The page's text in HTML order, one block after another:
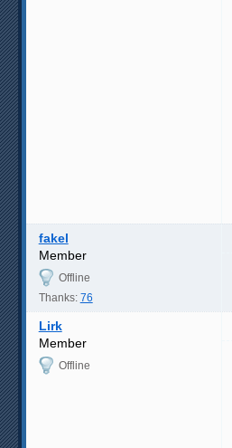
fakel
Member
Offline
Thanks: 76
Lirk
Member
Offline